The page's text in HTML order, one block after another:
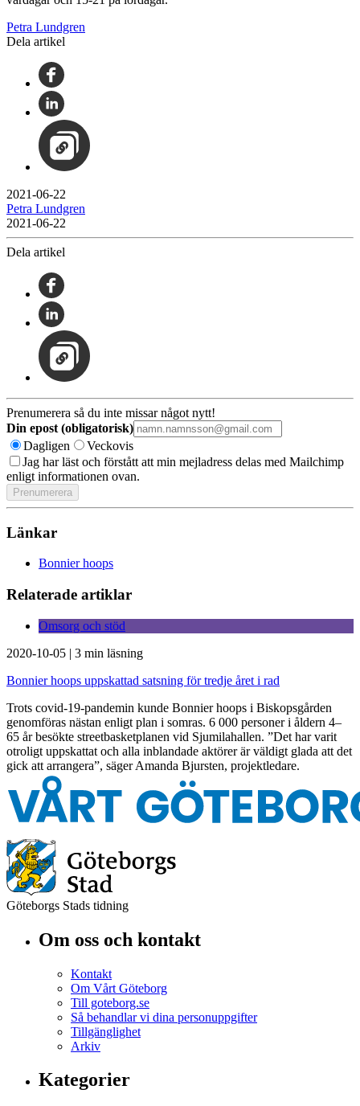
Petra Lundgren
Dela artikel
2021-06-22
Petra Lundgren
2021-06-22
Dela artikel
Prenumerera så du inte missar något nytt!
Din epost (obligatorisk)
Dagligen
Veckovis
Jag har läst och förstått att min mejladress delas med Mailchimp
enligt informationen ovan.
Länkar
Bonnier hoops
Relaterade artiklar
Omsorg och stöd
2020-10-05 | 3 min läsning
Bonnier hoops uppskattad satsning för tredje året i rad
Trots covid-19-pandemin kunde Bonnier hoops i Biskopsgården
genomföras nästan enligt plan i somras. 6 000 personer i åldern 4–
65 år besökte streetbasketplanen vid Sjumilahallen. ”Det har varit
otroligt uppskattat och alla inblandade aktörer är väldigt glada att det
gick att arrangera”, säger Amanda Bjursten, projektledare.
Göteborgs Stads tidning
Om oss och kontakt
Kontakt
Om Vårt Göteborg
Till goteborg.se
Så behandlar vi dina personuppgifter
Tillgänglighet
Arkiv
Kategorier